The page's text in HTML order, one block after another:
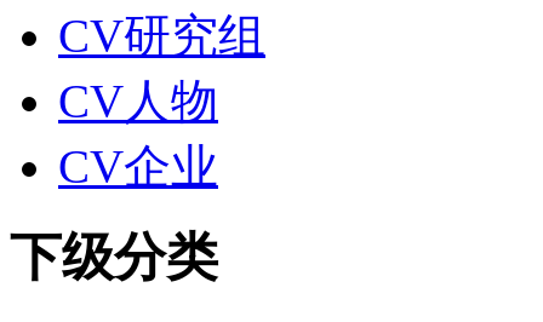
CV研究组
CV人物
CV企业
下级分类